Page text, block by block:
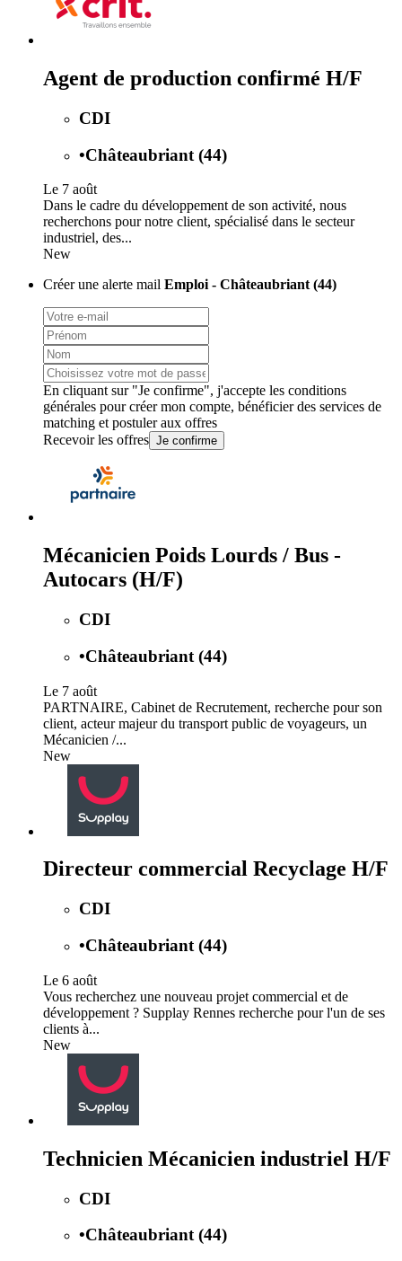
Agent de production confirmé H/F
CDI
•Châteaubriant (44)
Le 7 août
Dans le cadre du développement de son activité, nous
recherchons pour notre client, spécialisé dans le secteur
industriel, des...
New
Créer une alerte mail Emploi - Châteaubriant (44)
En cliquant sur "Je confirme", j'accepte les conditions
générales pour créer mon compte, bénéficier des services de
matching et postuler aux offres
Recevoir les offres Je confirme
Mécanicien Poids Lourds / Bus -
Autocars (H/F)
CDI
•Châteaubriant (44)
Le 7 août
PARTNAIRE, Cabinet de Recrutement, recherche pour son
client, acteur majeur du transport public de voyageurs, un
Mécanicien /...
New
Directeur commercial Recyclage H/F
CDI
•Châteaubriant (44)
Le 6 août
Vous recherchez une nouveau projet commercial et de
développement ? Supplay Rennes recherche pour l'un de ses
clients à...
New
Technicien Mécanicien industriel H/F
CDI
•Châteaubriant (44)